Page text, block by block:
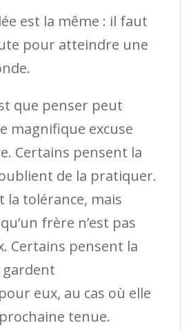
est la même : il faut
pour atteindre une
que penser peut
magnifique excuse
Certains pensent la
de la pratiquer.
la tolérance, mais
frère n’est pas
Certains pensent la
gardent
eux, au cas où elle
tenue.